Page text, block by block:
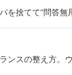
捨てて“問答無
ンスの整え方。